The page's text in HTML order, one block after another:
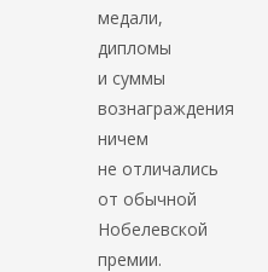
медали,
дипломы
и суммы
вознаграждения
ничем
не отличались
от обычной
Нобелевской
премии.